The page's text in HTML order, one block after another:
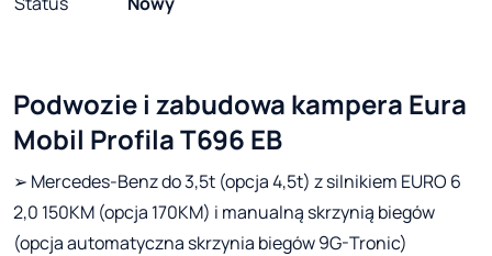
Podwozie i zabudowa kampera Eura
Mobil Profila T696 EB
➢ Mercedes-Benz do 3,5t (opcja 4,5t) z silnikiem EURO 6
2,0 150KM (opcja 170KM) i manualną skrzynią biegów
(opcja automatyczna skrzynia biegów 9G-Tronic)